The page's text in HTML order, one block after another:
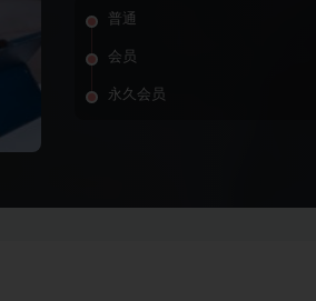
普通
会员
永久会员